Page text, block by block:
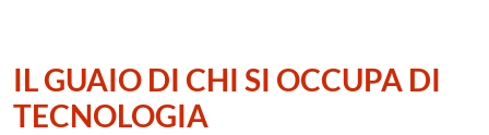
IL GUAIO DI CHI SI OCCUPA DI
TECNOLOGIA